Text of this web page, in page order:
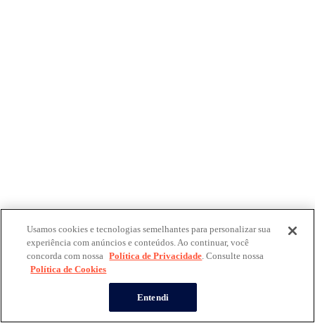
Usamos cookies e tecnologias semelhantes para personalizar sua
experiência com anúncios e conteúdos. Ao continuar, você
concorda com nossa Política de Privacidade. Consulte nossa
Política de Cookies
Entendi